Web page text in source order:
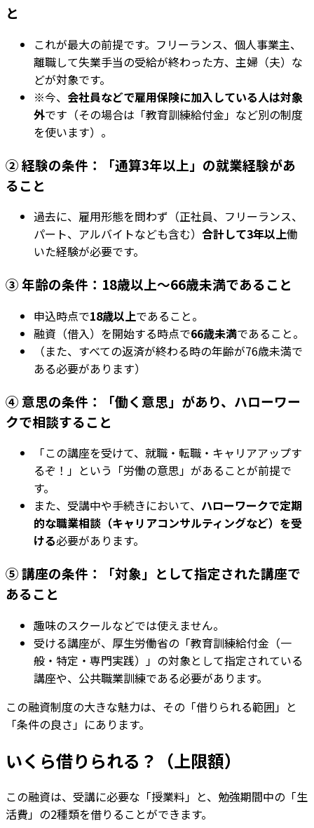
と
これが最大の前提です。フリーランス、個人事業主、
離職して失業手当の受給が終わった方、主婦（夫）な
どが対象です。
※今、 会社員などで雇用保険に加入している人は対象
外です（その場合は「教育訓練給付金」など別の制度
を使います）。
② 経験の条件：「通算3年以上」の就業経験があ
ること
過去に、雇用形態を問わず（正社員、フリーランス、
パート、アルバイトなども含む） 合計して3年以上働
いた経験が必要です。
③ 年齢の条件：18歳以上～66歳未満であること
申込時点で18歳以上であること。
融資（借入）を開始する時点で66歳未満であること。
（また、すべての返済が終わる時の年齢が76歳未満で
ある必要があります）
④ 意思の条件：「働く意思」があり、ハローワー
クで相談すること
「この講座を受けて、就職・転職・キャリアアップす
るぞ！」という「労働の意思」があることが前提で
す。
また、受講中や手続きにおいて、 ハローワークで定期
的な職業相談（キャリアコンサルティングなど）を受
ける必要があります。
⑤ 講座の条件：「対象」として指定された講座で
あること
趣味のスクールなどでは使えません。
受ける講座が、厚生労働省の「教育訓練給付金（一
般・特定・専門実践）」の対象として指定されている
講座や、公共職業訓練である必要があります。
この融資制度の大きな魅力は、その「借りられる範囲」と
「条件の良さ」にあります。
いくら借りられる？（上限額）
この融資は、受講に必要な「授業料」と、勉強期間中の「生
活費」の2種類を借りることができます。